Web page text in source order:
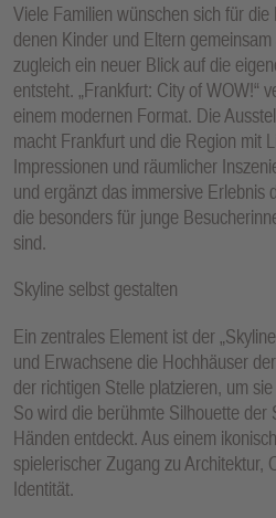
Viele Familien wünschen sich für
denen Kinder und Eltern
zugleich ein neuer Blick auf die
entsteht. „Frankfurt: City of WOW!“
einem modernen Format. Die
macht Frankfurt und die Region mit
Impressionen und räumlicher
und ergänzt das immersive Erlebnis
die besonders für junge
sind.
Skyline selbst gestalten
Ein zentrales Element ist der
und Erwachsene die Hochhäuser
der richtigen Stelle platzieren, um
So wird die berühmte Silhouette der
Händen entdeckt. Aus einem
spielerischer Zugang zu Architektur,
Identität.